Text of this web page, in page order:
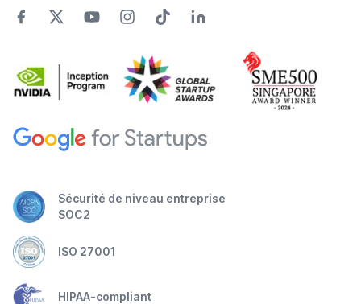
Sécurité de niveau entreprise
SOC2
ISO 27001
HIPAA-compliant